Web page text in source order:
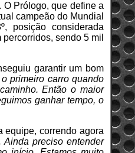
Prólogo, que define a
campeão do Mundial
posição considerada
sendo 5 mil
garantir um bom
primeiro carro quando
Então o maior
ganhar tempo, o
equipe, correndo agora
Ainda preciso entender